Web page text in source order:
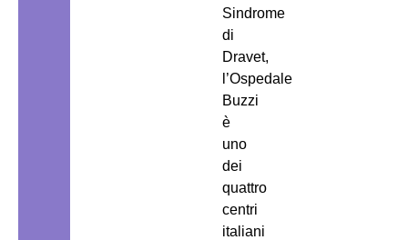
Sindrome
di
Dravet,
l’Ospedale
Buzzi
è
uno
dei
quattro
centri
italiani